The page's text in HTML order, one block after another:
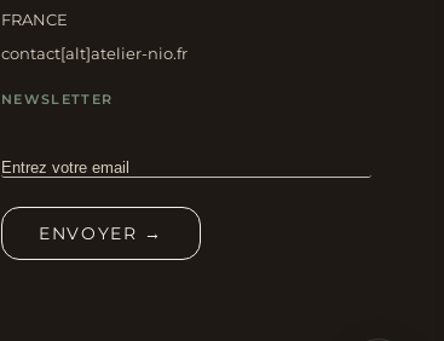
FRANCE
contact[alt]atelier-nio.fr
NEWSLETTER
ENVOYER →